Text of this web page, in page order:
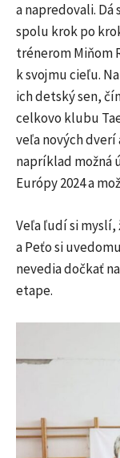
a napredovali. Dá
spolu krok po
trénerom Miňom
k svojmu cieľu.
ich detský sen,
celkovo klubu
veľa nových dverí
napríklad možná
Európy 2024 a
Veľa ľudí si myslí,
a Peťo si
nevedia dočkať
etape.